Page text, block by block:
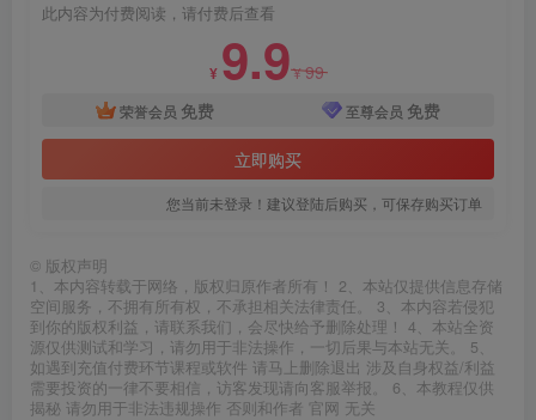
此内容为付费阅读，请付费后查看
¥ 9.9¥99
荣誉会员 免费 至尊会员 免费
立即购买
您当前未登录！建议登陆后购买，可保存购买订单
© 版权声明
1、本内容转载于网络，版权归原作者所有！ 2、本站仅提供信息存储
空间服务，不拥有所有权，不承担相关法律责任。 3、本内容若侵犯
到你的版权利益，请联系我们，会尽快给予删除处理！ 4、本站全资
源仅供测试和学习，请勿用于非法操作，一切后果与本站无关。 5、
如遇到充值付费环节课程或软件 请马上删除退出 涉及自身权益/利益
需要投资的一律不要相信，访客发现请向客服举报。 6、本教程仅供
揭秘 请勿用于非法违规操作 否则和作者 官网 无关